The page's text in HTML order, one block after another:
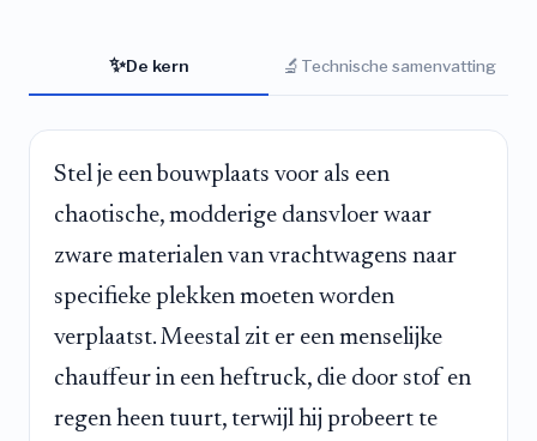
✨De kern 🔬 Technische samenvatting
Stel je een bouwplaats voor als een
chaotische, modderige dansvloer waar
zware materialen van vrachtwagens naar
specifieke plekken moeten worden
verplaatst. Meestal zit er een menselijke
chauffeur in een heftruck, die door stof en
regen heen tuurt, terwijl hij probeert te